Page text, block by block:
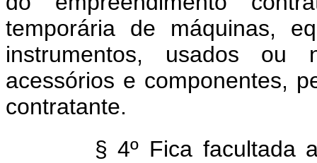
temporária de máquinas,
instrumentos, usados ou
acessórios e componentes,
contratante.
§ 4º Fica facultada